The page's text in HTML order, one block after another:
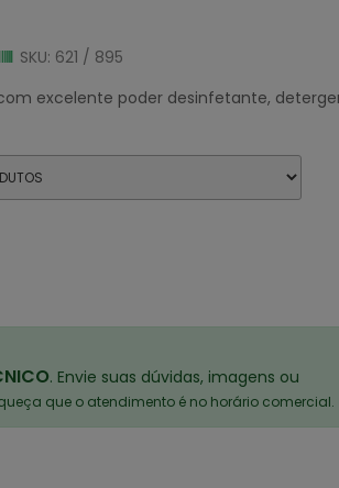
SKU: 621 / 895
excelente poder desinfetante,
. Envie suas dúvidas, imagens ou
que o atendimento é no horário comercial.